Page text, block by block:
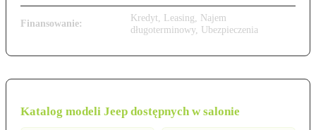
Finansowanie:
Kredyt, Leasing, Najem
długoterminowy, Ubezpieczenia
Katalog modeli Jeep dostępnych w salonie